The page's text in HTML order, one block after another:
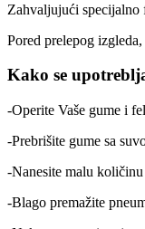
Zahvaljujući specijalno
Pored prelepog
Kako se
-Operite Vaše gume i
-Prebrišite gume sa
-Nanesite malu
-Blago premažite